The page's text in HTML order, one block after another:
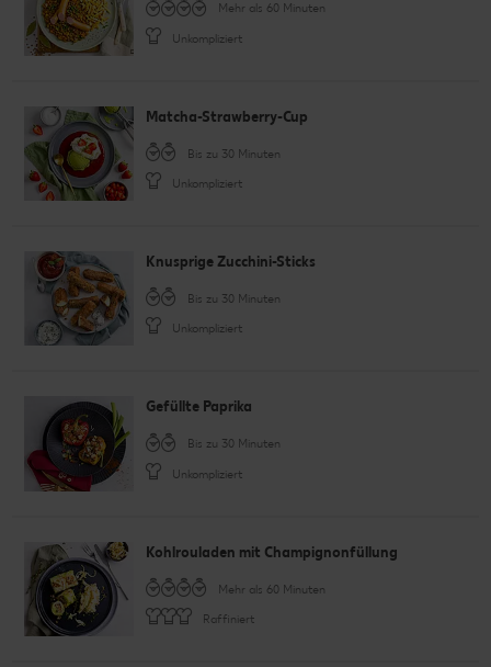
Mehr als 60 Minuten
Unkompliziert
Matcha-Strawberry-Cup
Bis zu 30 Minuten
Unkompliziert
Knusprige Zucchini-Sticks
Bis zu 30 Minuten
Unkompliziert
Gefüllte Paprika
Bis zu 30 Minuten
Unkompliziert
Kohlrouladen mit Champignonfüllung
Mehr als 60 Minuten
Raffiniert